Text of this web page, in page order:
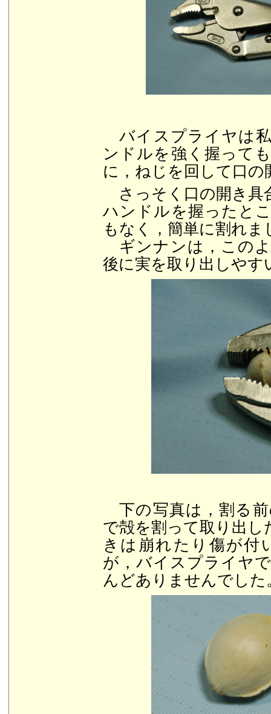
バイスプライヤは
ンドルを強く握って
に，ねじを回して口
さっそく口の開き具
ハンドルを握ったと
もなく，簡単に割れま
ギンナンは，この
後に実を取り出しやす
下の写真は，割る
で殻を割って取り出
きは崩れたり傷が付
が，バイスプライヤ
んどありませんでした